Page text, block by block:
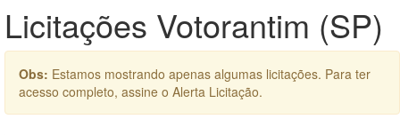
Licitações Votorantim (SP)
Obs: Estamos mostrando apenas algumas licitações. Para ter
acesso completo, assine o Alerta Licitação.